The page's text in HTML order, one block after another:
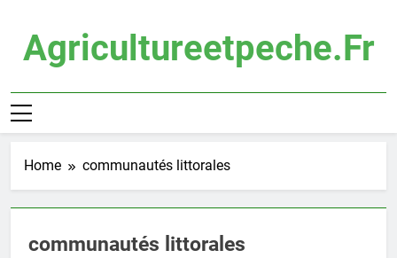
contentAgricultureetpeche.fr
Home communautés littorales
communautés littorales